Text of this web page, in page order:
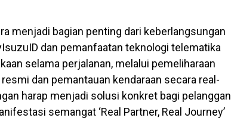
menjadi bagian penting dari keberlangsungan
dan pemanfaatan teknologi telematika
selama perjalanan, melalui pemeliharaan
dan pemantauan kendaraan secara real-
harap menjadi solusi konkret bagi pelanggan
semangat ‘Real Partner, Real Journey’